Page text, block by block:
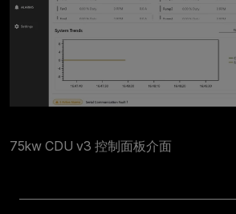
75kw CDU v3 控制面板介面